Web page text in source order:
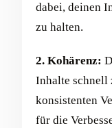
dabei, deinen
zu halten.
2. Kohärenz:
Inhalte schnell
konsistenten
für die